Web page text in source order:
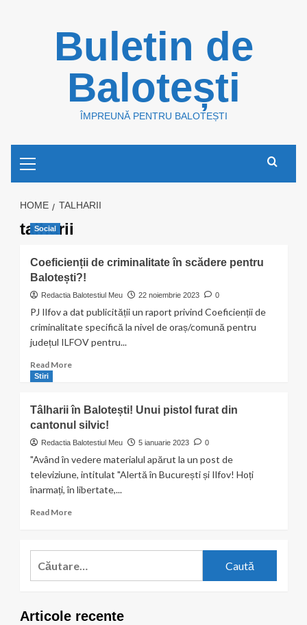
Buletin de
Balotești
ÎMPREUNĂ PENTRU BALOTEȘTI
Menu
HOME TALHARII
talharii
Social
Coeficienții de criminalitate în scădere pentru
Balotești?!
Redactia Balotestiul Meu 22 noiembrie 2023 0
PJ Ilfov a dat publicității un raport privind Coeficienții de
criminalitate specifică la nivel de oraș/comună pentru
județul ILFOV pentru...
Read MoreRead
de
criminalitate
în
scădere
Balotești?!
Stiri
Tâlharii în Balotești! Unui pistol furat din
cantonul silvic!
Redactia Balotestiul Meu 5 ianuarie 2023 0
"Având în vedere materialul apărut la un post de
televiziune, intitulat "Alertă în București și Ilfov! Hoți
înarmați, în libertate,...
Read MoreRead
Tâlharii
în
furat
Caută
Articole recente